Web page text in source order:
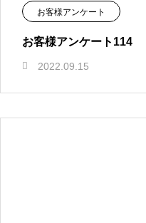
お客様アンケート
お客様アンケート114
2022.09.15